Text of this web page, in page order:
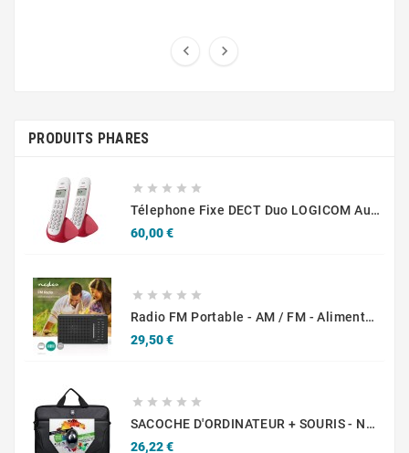
 
PRODUITS PHARES
    
Télephone Fixe DECT Duo LOGICOM Aura 250
60,00 €Prix
    
Radio FM Portable - AM / FM - Alimenté Par Pile
29,50 €Prix
    
SACOCHE D'ORDINATEUR + SOURIS - Noir
26,22 €Prix